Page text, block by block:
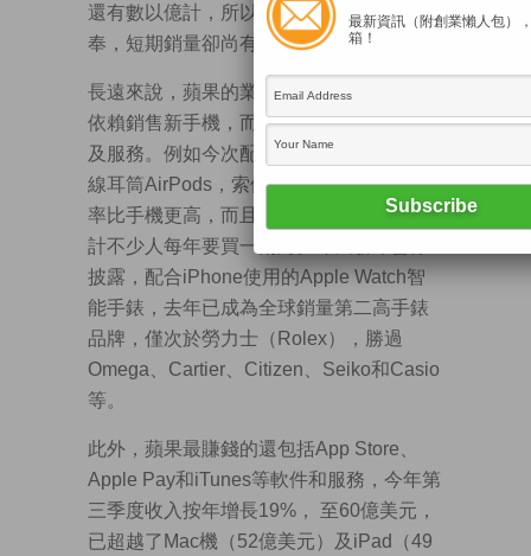
還有數以億計，所以新iPhone儘管驚喜欠
奉，短期銷量卻尚有增長空間。
長遠來說，蘋果的業績增長將愈來愈減少
依賴銷售新手機，而更多地來自周邊產品
及服務。例如今次配合iPhone 7推出的無
線耳筒AirPods，索價1288港元，其毛利
率比手機更高，而且這玩意很易遺失，估
計不少人每年要買一兩對。昨天發布會亦
披露，配合iPhone使用的Apple Watch智
能手錶，去年已成為全球銷量第二高手錶
品牌，僅次於勞力士（Rolex），勝過
Omega、Cartier、Citizen、Seiko和Casio
等。
此外，蘋果最賺錢的還包括App Store、
Apple Pay和iTunes等軟件和服務，今年第
三季度收入按年增長19%， 至60億美元，
已超越了Mac機（52億美元）及iPad（49
最新資訊（附創業懶人包）
箱！